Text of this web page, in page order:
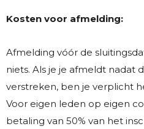
Kosten voor afmelding:
Afmelding vóór de
niets. Als je je afmeldt nadat
verstreken, ben je verplicht
Voor eigen leden op eigen
betaling van 50% van het